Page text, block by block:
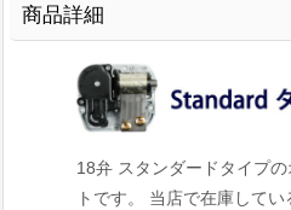
商品詳細
18弁 スタンダードタイプ
トです。 当店で在庫して